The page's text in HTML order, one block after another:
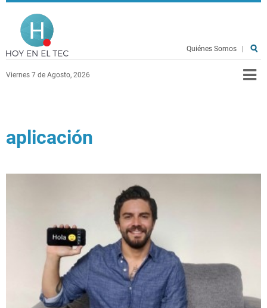
Pasar al contenido principal
Viernes 7 de Agosto, 2026
Quiénes Somos
aplicación